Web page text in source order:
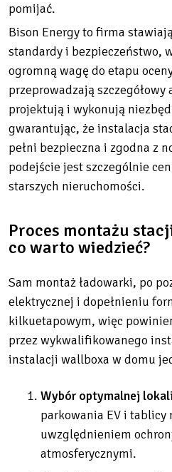
pomijać.
Bison Energy to firma
standardy i bezpieczeństwo,
ogromną wagę do etapu
przeprowadzają
projektują i wykonują
gwarantując, że instalacja
pełni bezpieczna i zgodna z
podejście jest szczególnie
starszych nieruchomości.
Proces montażu
co warto wiedzieć?
Sam montaż ładowarki, po
elektrycznej i dopełnieniu
kilkuetapowym, więc
przez wykwalifikowanego
instalacji wallboxa w domu
Wybór optymalnej
parkowania EV i tablicy
uwzględnieniem
atmosferycznymi.